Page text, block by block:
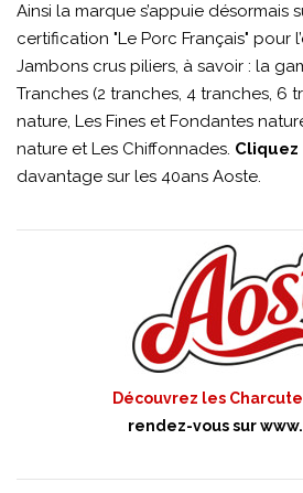
Ainsi la marque s’appuie désormais
certification "Le Porc Français" pour
Jambons crus piliers, à savoir : la
Tranches (2 tranches, 4 tranches, 6
nature, Les Fines et Fondantes
nature et Les Chiffonnades. Cliquez
davantage sur les 40ans Aoste.
Découvrez les
rendez-vous sur